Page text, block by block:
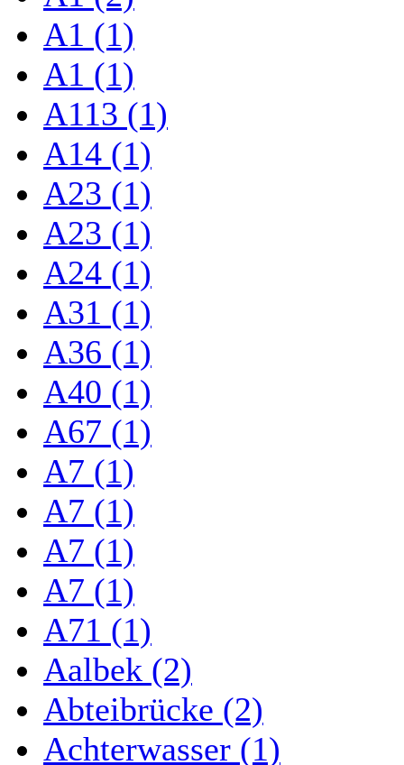
A1 (1)
A1 (1)
A113 (1)
A14 (1)
A23 (1)
A23 (1)
A24 (1)
A31 (1)
A36 (1)
A40 (1)
A67 (1)
A7 (1)
A7 (1)
A7 (1)
A7 (1)
A71 (1)
Aalbek (2)
Abteibrücke (2)
Achterwasser (1)